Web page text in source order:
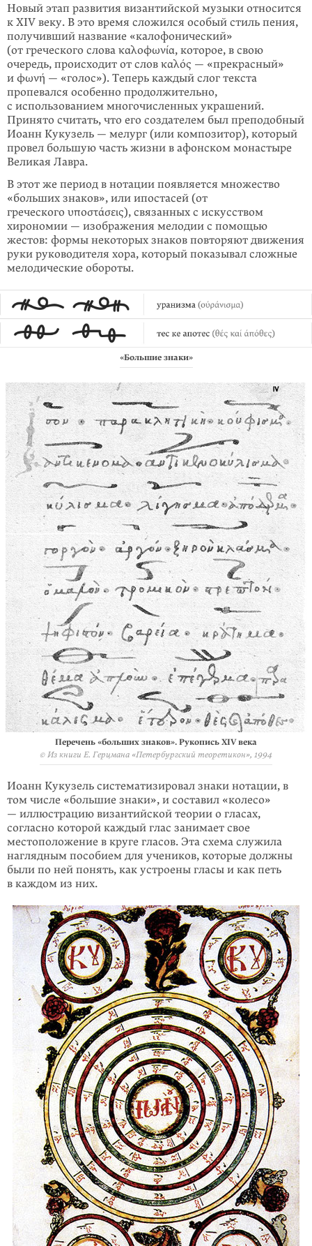
Новый этап развития византийской музыки относится
к XIV веку. В это время сложился особый стиль пения,
получивший название «калофонический»
(от греческого слова καλοφωνία, которое, в свою
очередь, происходит от слов καλός — «прекрасный»
и φωνή — «голос»). Теперь каждый слог текста
пропевался особенно продолжительно,
с использованием многочисленных украшений.
Принято считать, что его создателем был преподобный
Иоанн Кукузель — мелург (или композитор), который
провел большую часть жизни в афонском монастыре
Великая Лавра.
В этот же период в нотации появляется множество
«больших знаков», или ипостасей (от
греческого υποστάσεις), связанных с искусством
хирономии — изображения мелодии с помощью
жестов: формы некоторых знаков повторяют движения
руки руководителя хора, который показывал сложные
мелодические обороты.
«Большие знаки»
Перечень «больших знаков». Рукопись XIV века
© Из книги Е. Герцмана «Петербургский теоретикон», 1994
Иоанн Кукузель систематизировал знаки нотации, в
том числе «большие знаки», и составил «колесо»
— иллюстрацию византийской теории о гласах,
согласно которой каждый глас занимает свое
местоположение в круге гласов. Эта схема служила
наглядным пособием для учеников, которые должны
были по ней понять, как устроены гласы и как петь
в каждом из них.